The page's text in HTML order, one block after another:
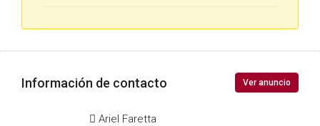
Información de contacto Ver anuncio
Ariel Faretta